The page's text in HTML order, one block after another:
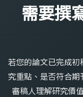
需要撰
若您的論文已完成
究重點、是否符合
審稿人理解研究價